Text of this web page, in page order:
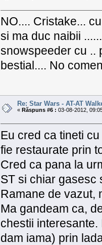
NO.... Cristake...
si ma duc naibii
snowspeeder cu ..
bestial.... No
Re: Star Wars - AT-AT
« Răspuns #6 : 03-08-2012,
Eu cred ca tineti
fie restaurate prin
Cred ca pana la
ST si chiar gasesc
Ramane de vazut,
Ma gandeam ca,
chestii
dam iama) prin